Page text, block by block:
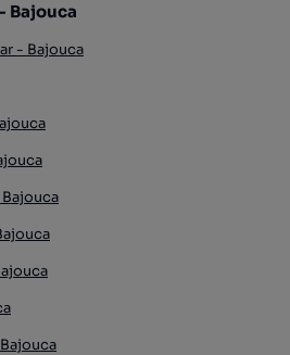
Bajouca
- Bajouca